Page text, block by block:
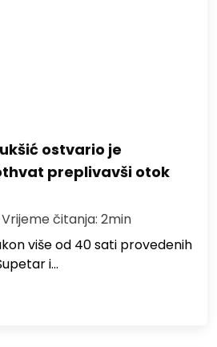
ostvario je
preplivavši otok
čitanja: 2min
više od 40 sati provedenih
i…